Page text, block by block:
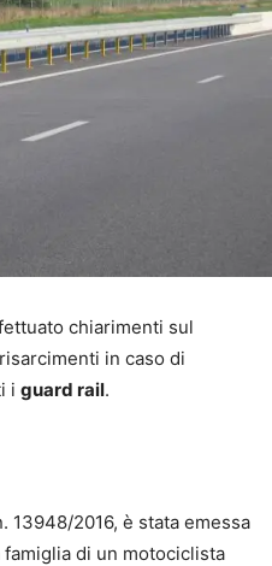
chiarimenti sul
in caso di
i guard rail.
13948/2016, è stata emessa
di un motociclista